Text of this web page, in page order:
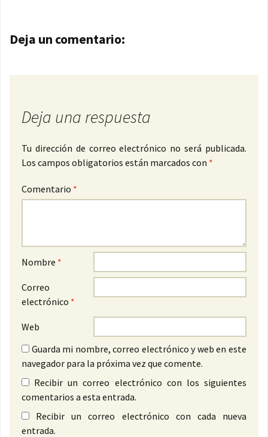
Navegación de entradas
Deja un comentario:
Deja una respuesta
Tu dirección de correo electrónico no será publicada.
Los campos obligatorios están marcados con *
Comentario *
Nombre *
Correo
electrónico *
Web
Guarda mi nombre, correo electrónico y web en este
navegador para la próxima vez que comente.
Recibir un correo electrónico con los siguientes
comentarios a esta entrada.
Recibir un correo electrónico con cada nueva
entrada.